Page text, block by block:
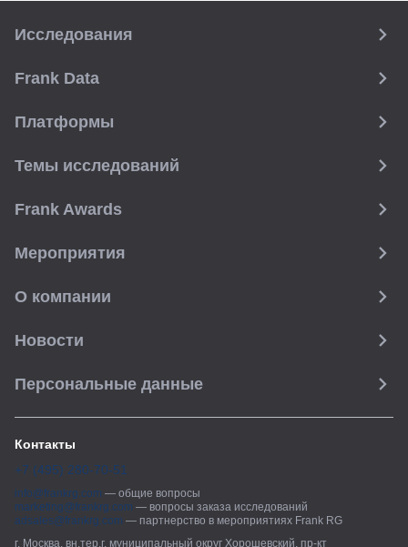
Исследования
Frank Data
Платформы
Темы исследований
Frank Awards
Мероприятия
О компании
Новости
Персональные данные
Контакты
+7 (495) 280-70-51
общие вопросы
—
info@frankrg.com
вопросы заказа исследований
—
marketing@frankrg.com
партнерство в мероприятиях Frank RG
—
adsales@frankrg.com
г. Москва, вн.тер.г. муниципальный округ Хорошевский, пр-кт